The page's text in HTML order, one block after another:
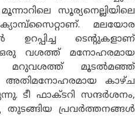
സൂര്യനെല്ലിയിലെ
മലയോര
ഉറപ്പിച്ച ടെൻ്റുകളാണ്
ഒരു വശത്ത് മനോഹരമായ
മറുവശത്ത് മൂടൽമഞ്ഞ്
അതിമനോഹരമായ കാഴ്ച
ടീ ഫാക്ടറി സന്ദർശനം,
പ്രവർത്തനങ്ങൾ